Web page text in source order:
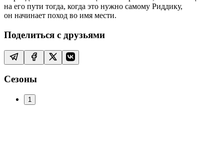
на его пути тогда, когда это нужно самому Риддику,
он начинает поход во имя мести.
Поделиться с друзьями
Сезоны
1